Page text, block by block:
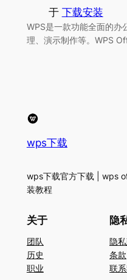
于 下载安装
WPS是一款功能全面的办
理、演示制作等。WPS
wps下载
wps下载官方下载 | wps
装教程
关于
团队
历史
职业
隐
隐
条款
联